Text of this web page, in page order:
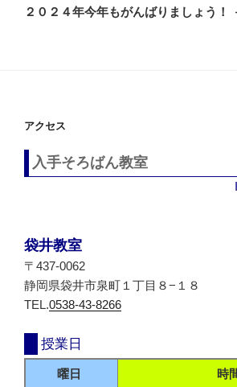
ゲ
稿
の
２０２４年今年もがんばりましょう！
アクセス
入手そろばん教室
袋井教室
〒437-0062
静岡県袋井市泉町１丁目８−１８
TEL.0538-43-8266
授業日
曜日 時